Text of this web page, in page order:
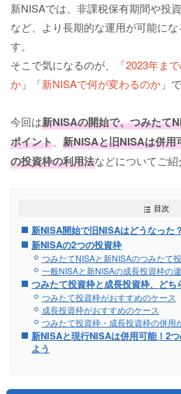
新NISAでは、非課税保有期間や投
など、より長期的な運用が可能に
す。
そこで気になるのが、「2023年ま
か 」「新NISAで何が変わるのか 」
今回は新NISAの開始で、つみたて
ポイント、 新NISAと旧NISAは併用
の投資枠の利用法などについてご紹
目次
新NISA開始で旧NISAはどうなった？
新NISAの2つの投資枠
つみたてNISAと新NISAのつみたて
一般NISAと新NISAの成長投資枠の
つみたて投資枠と成長投資枠、どち
つみたて投資枠がおすすめのケース
成長投資枠がおすすめのケース
つみたて投資枠・成長投資枠の併用
新NISAと現行NISAは併用可能！2
よう